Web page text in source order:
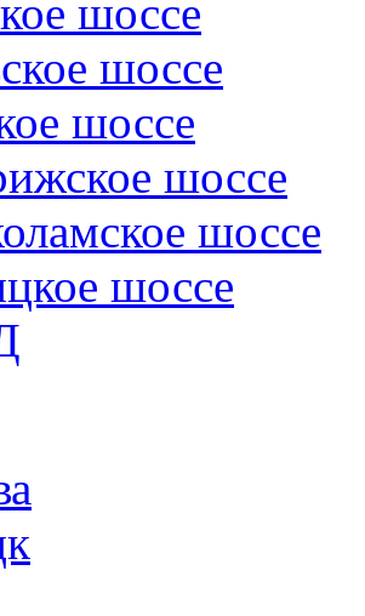
шоссе
шоссе
шоссе
шоссе
шоссе
шоссе